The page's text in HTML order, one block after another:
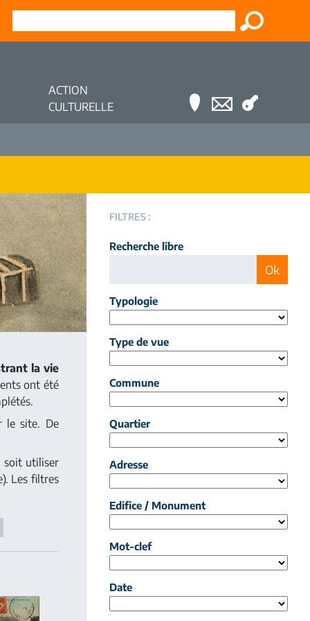
ACTION
CULTURELLE
la vie
ont été
le site. De
soit utiliser
Les filtres
FILTRES :
Recherche libre
Typologie
Type de vue
Commune
Quartier
Adresse
Edifice / Monument
Mot-clef
Date